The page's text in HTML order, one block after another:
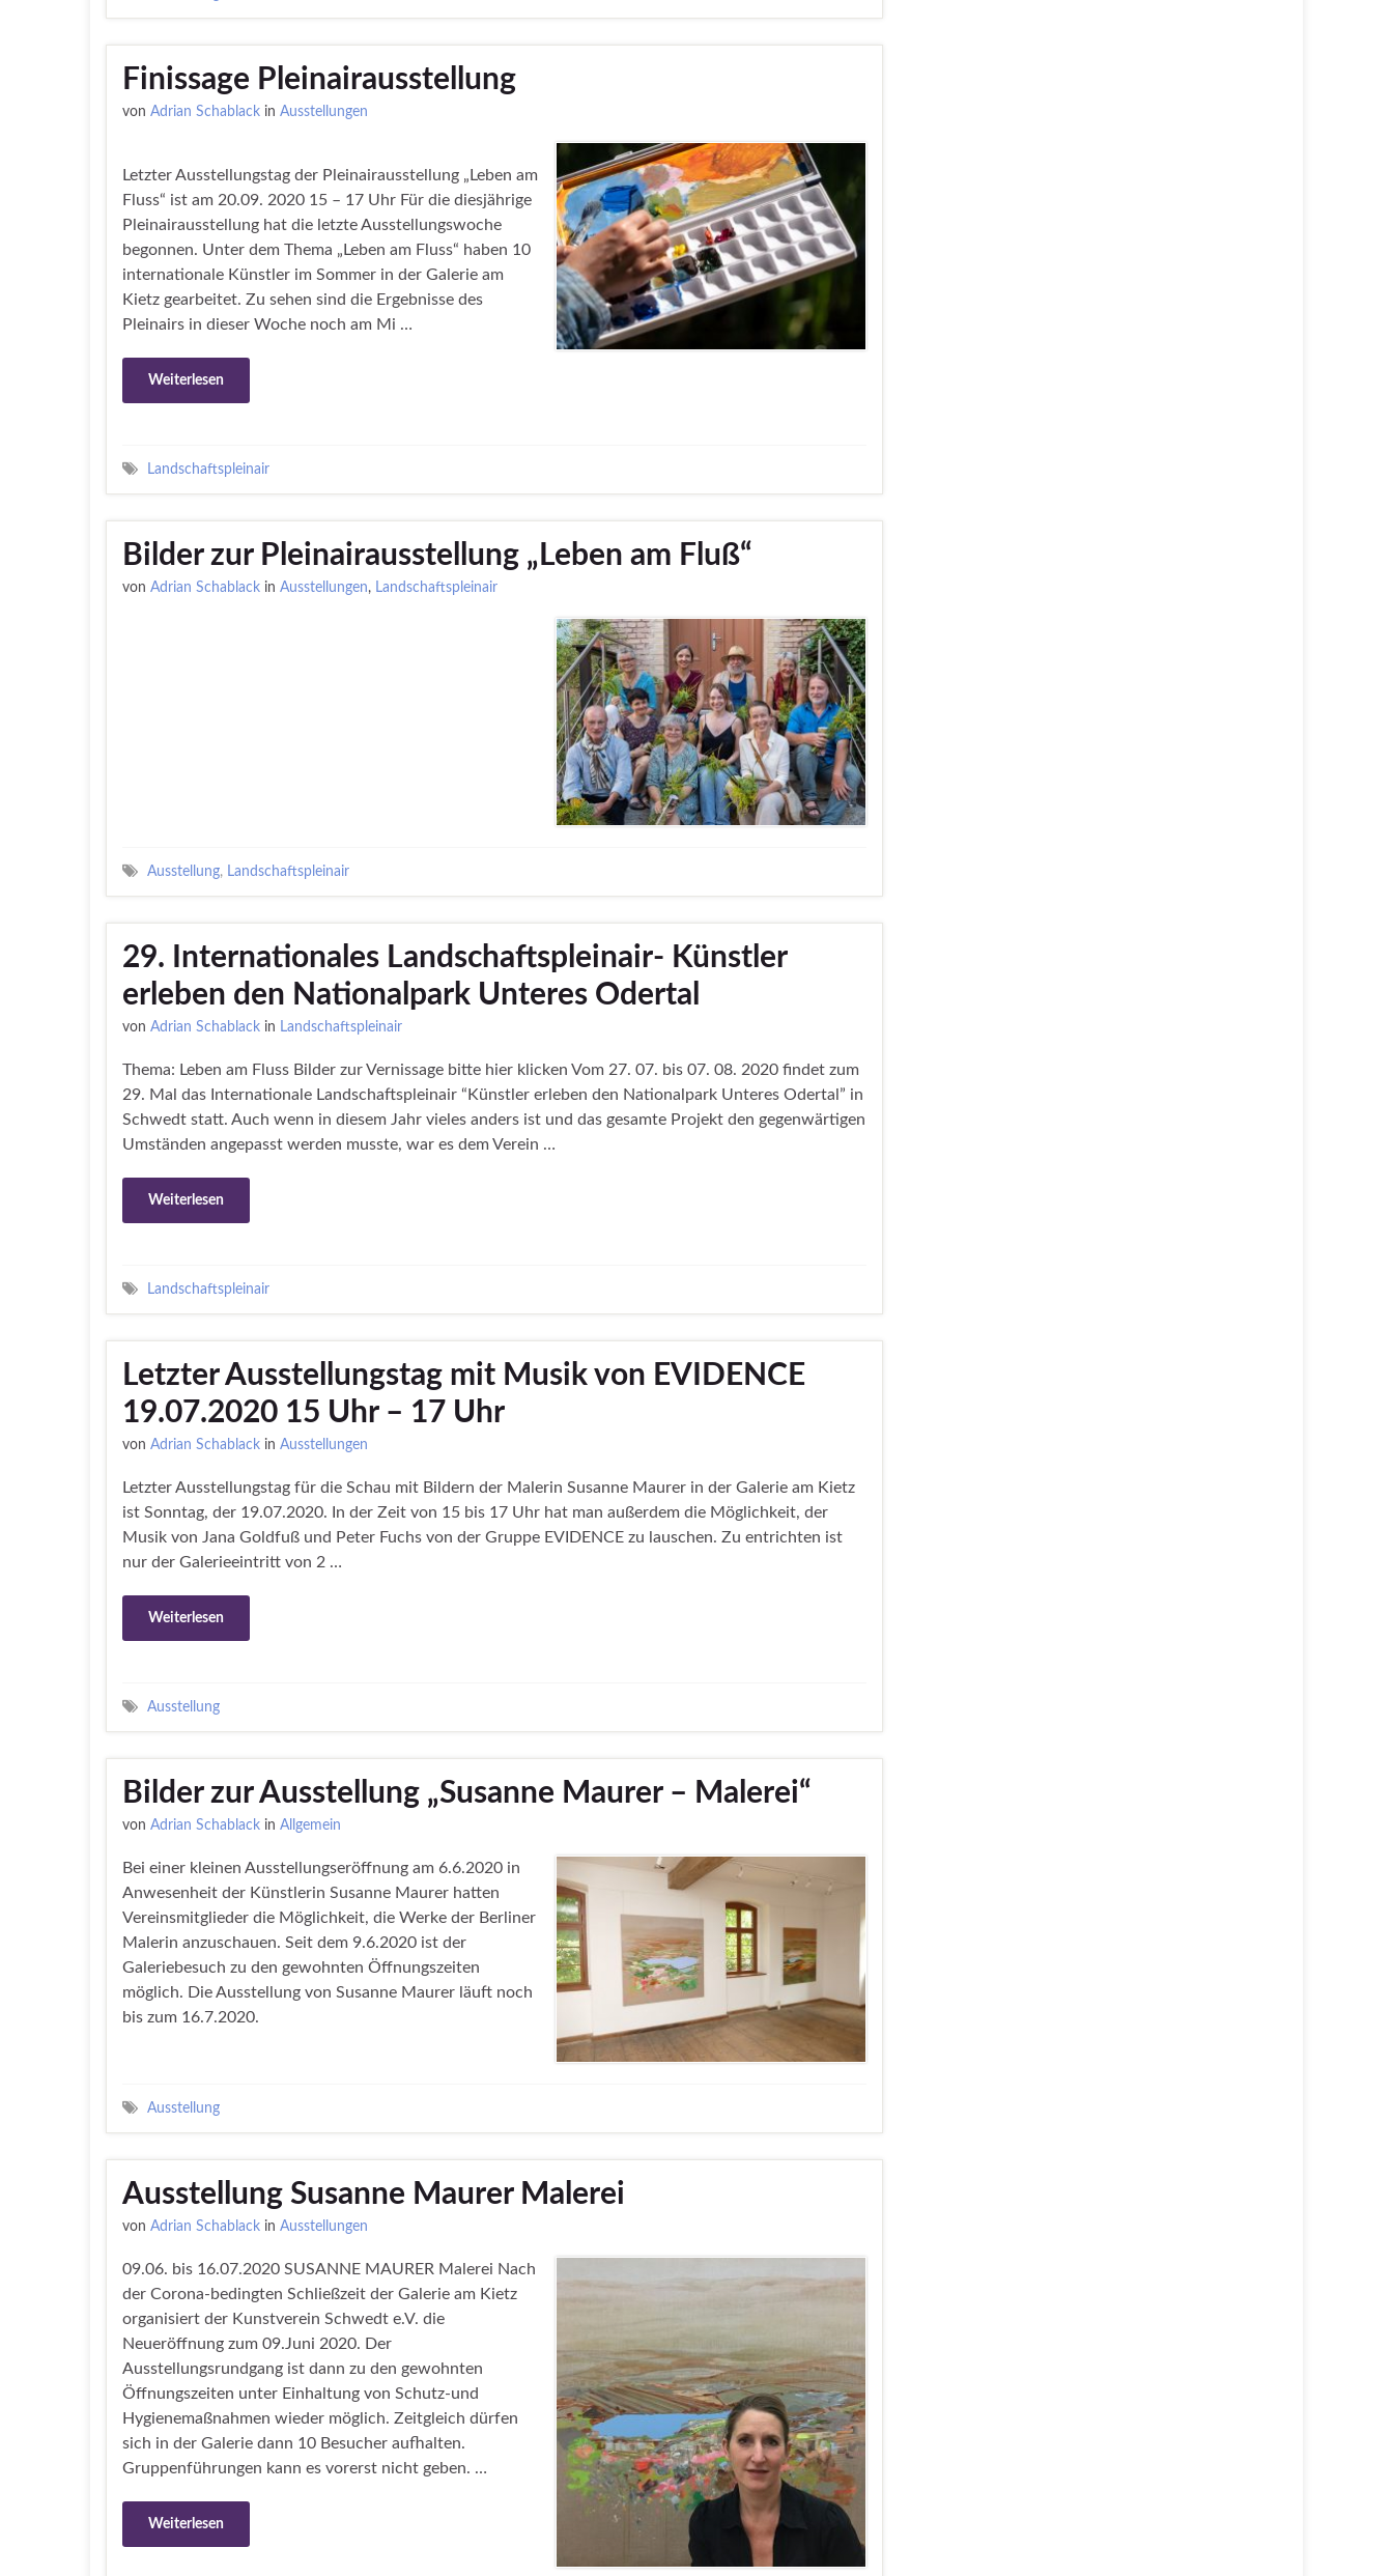
Finissage Pleinairausstellung
von Adrian Schablack in Ausstellungen
Letzter Ausstellungstag der Pleinairausstellung „Leben am
Fluss“ ist am 20.09. 2020 15 – 17 Uhr Für die diesjährige
Pleinairausstellung hat die letzte Ausstellungswoche
begonnen. Unter dem Thema „Leben am Fluss“ haben 10
internationale Künstler im Sommer in der Galerie am
Kietz gearbeitet. Zu sehen sind die Ergebnisse des
Pleinairs in dieser Woche noch am Mi …
Weiterlesen
Landschaftspleinair
Bilder zur Pleinairausstellung „Leben am Fluß“
von Adrian Schablack in Ausstellungen, Landschaftspleinair
Ausstellung, Landschaftspleinair
29. Internationales Landschaftspleinair- Künstler
erleben den Nationalpark Unteres Odertal
von Adrian Schablack in Landschaftspleinair
Thema: Leben am Fluss Bilder zur Vernissage bitte hier klicken Vom 27. 07. bis 07. 08. 2020 findet zum
29. Mal das Internationale Landschaftspleinair “Künstler erleben den Nationalpark Unteres Odertal” in
Schwedt statt. Auch wenn in diesem Jahr vieles anders ist und das gesamte Projekt den gegenwärtigen
Umständen angepasst werden musste, war es dem Verein …
Weiterlesen
Landschaftspleinair
Letzter Ausstellungstag mit Musik von EVIDENCE
19.07.2020 15 Uhr – 17 Uhr
von Adrian Schablack in Ausstellungen
Letzter Ausstellungstag für die Schau mit Bildern der Malerin Susanne Maurer in der Galerie am Kietz
ist Sonntag, der 19.07.2020. In der Zeit von 15 bis 17 Uhr hat man außerdem die Möglichkeit, der
Musik von Jana Goldfuß und Peter Fuchs von der Gruppe EVIDENCE zu lauschen. Zu entrichten ist
nur der Galerieeintritt von 2 …
Weiterlesen
Ausstellung
Bilder zur Ausstellung „Susanne Maurer – Malerei“
von Adrian Schablack in Allgemein
Bei einer kleinen Ausstellungseröffnung am 6.6.2020 in
Anwesenheit der Künstlerin Susanne Maurer hatten
Vereinsmitglieder die Möglichkeit, die Werke der Berliner
Malerin anzuschauen. Seit dem 9.6.2020 ist der
Galeriebesuch zu den gewohnten Öffnungszeiten
möglich. Die Ausstellung von Susanne Maurer läuft noch
bis zum 16.7.2020.
Ausstellung
Ausstellung Susanne Maurer Malerei
von Adrian Schablack in Ausstellungen
09.06. bis 16.07.2020 SUSANNE MAURER Malerei Nach
der Corona-bedingten Schließzeit der Galerie am Kietz
organisiert der Kunstverein Schwedt e.V. die
Neueröffnung zum 09.Juni 2020. Der
Ausstellungsrundgang ist dann zu den gewohnten
Öffnungszeiten unter Einhaltung von Schutz-und
Hygienemaßnahmen wieder möglich. Zeitgleich dürfen
sich in der Galerie dann 10 Besucher aufhalten.
Gruppenführungen kann es vorerst nicht geben. …
Weiterlesen